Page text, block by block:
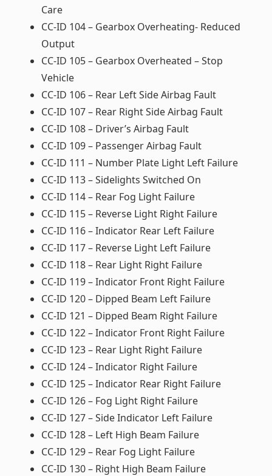
Care
CC-ID 104 – Gearbox Overheating- Reduced
Output
CC-ID 105 – Gearbox Overheated – Stop
Vehicle
CC-ID 106 – Rear Left Side Airbag Fault
CC-ID 107 – Rear Right Side Airbag Fault
CC-ID 108 – Driver’s Airbag Fault
CC-ID 109 – Passenger Airbag Fault
CC-ID 111 – Number Plate Light Left Failure
CC-ID 113 – Sidelights Switched On
CC-ID 114 – Rear Fog Light Failure
CC-ID 115 – Reverse Light Right Failure
CC-ID 116 – Indicator Rear Left Failure
CC-ID 117 – Reverse Light Left Failure
CC-ID 118 – Rear Light Right Failure
CC-ID 119 – Indicator Front Right Failure
CC-ID 120 – Dipped Beam Left Failure
CC-ID 121 – Dipped Beam Right Failure
CC-ID 122 – Indicator Front Right Failure
CC-ID 123 – Rear Light Right Failure
CC-ID 124 – Indicator Right Failure
CC-ID 125 – Indicator Rear Right Failure
CC-ID 126 – Fog Light Right Failure
CC-ID 127 – Side Indicator Left Failure
CC-ID 128 – Left High Beam Failure
CC-ID 129 – Rear Fog Light Failure
CC-ID 130 – Right High Beam Failure